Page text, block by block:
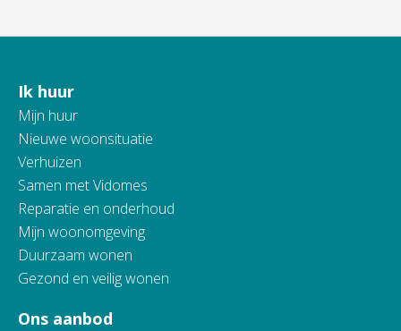
Contactinformatie
Ik huur
Mijn huur
Nieuwe woonsituatie
Verhuizen
Samen met Vidomes
Reparatie en onderhoud
Mijn woonomgeving
Duurzaam wonen
Gezond en veilig wonen
Ons aanbod